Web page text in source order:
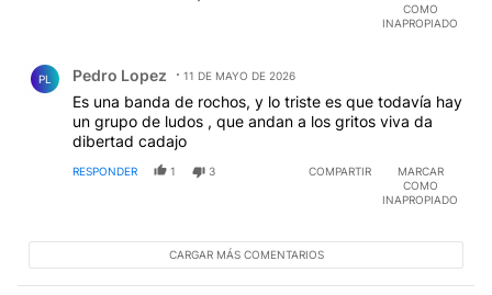
COMO
INAPROPIADO
PL Pedro Lopez 11 DE MAYO DE 2026
Es una banda de rochos, y lo triste es que todavía hay
un grupo de ludos , que andan a los gritos viva da
dibertad cadajo
RESPONDER 1 3 COMPARTIR
MARCAR
COMO
INAPROPIADO
CARGAR MÁS COMENTARIOS